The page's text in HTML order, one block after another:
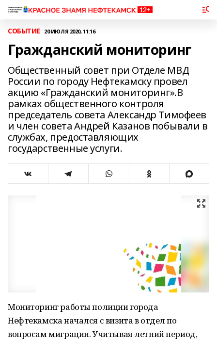
СОБЫТИЕ 20 ИЮЛЯ 2020, 11:16
Гражданский мониторинг
Общественный совет при Отделе МВД
России по городу Нефтекамску провел
акцию «Гражданский мониторинг».В
рамках общественного контроля
председатель совета Александр Тимофеев
и член совета Андрей Казанов побывали в
службах, предоставляющих
государственные услуги.
Мониторинг работы полиции города
Нефтекамска начался с визита в отдел по
вопросам миграции. Учитывая летний период,